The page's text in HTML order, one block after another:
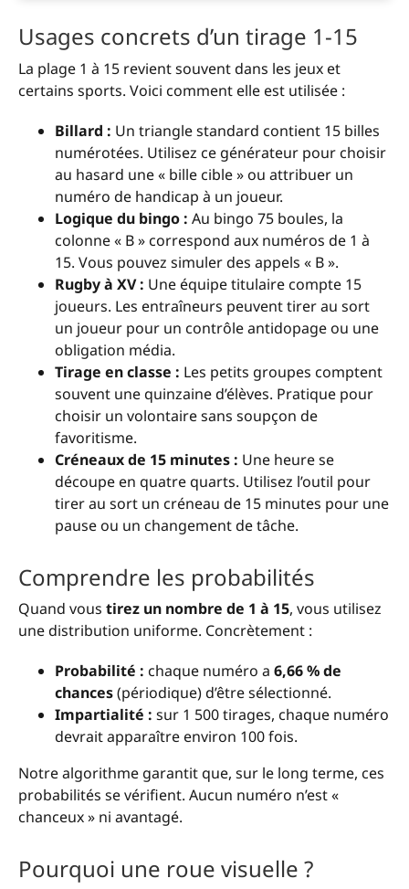
Usages concrets d’un tirage 1-15
La plage 1 à 15 revient souvent dans les jeux et
certains sports. Voici comment elle est utilisée :
Billard : Un triangle standard contient 15 billes
numérotées. Utilisez ce générateur pour choisir
au hasard une « bille cible » ou attribuer un
numéro de handicap à un joueur.
Logique du bingo : Au bingo 75 boules, la
colonne « B » correspond aux numéros de 1 à
15. Vous pouvez simuler des appels « B ».
Rugby à XV : Une équipe titulaire compte 15
joueurs. Les entraîneurs peuvent tirer au sort
un joueur pour un contrôle antidopage ou une
obligation média.
Tirage en classe : Les petits groupes comptent
souvent une quinzaine d’élèves. Pratique pour
choisir un volontaire sans soupçon de
favoritisme.
Créneaux de 15 minutes : Une heure se
découpe en quatre quarts. Utilisez l’outil pour
tirer au sort un créneau de 15 minutes pour une
pause ou un changement de tâche.
Comprendre les probabilités
Quand vous tirez un nombre de 1 à 15, vous utilisez
une distribution uniforme. Concrètement :
Probabilité : chaque numéro a 6,66 % de
chances(périodique) d’être sélectionné.
Impartialité : sur 1 500 tirages, chaque numéro
devrait apparaître environ 100 fois.
Notre algorithme garantit que, sur le long terme, ces
probabilités se vérifient. Aucun numéro n’est «
chanceux » ni avantagé.
Pourquoi une roue visuelle ?